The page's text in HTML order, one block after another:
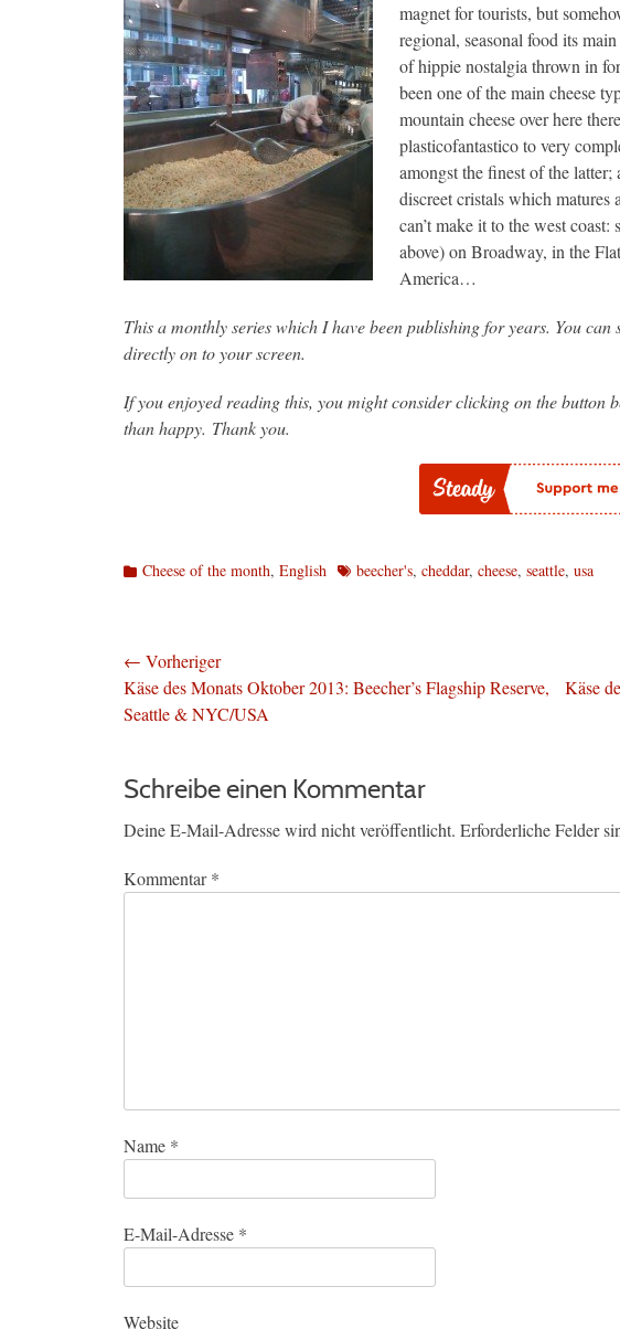
magnet for tourists, but
regional, seasonal food its
of hippie nostalgia thrown in
been one of the main cheese
mountain cheese over here
plasticofantastico to very
amongst the finest of the
discreet cristals which
can’t make it to the west
above) on Broadway, in the
America…
This a monthly series which I have been publishing for years. You can
directly on to your screen.
If you enjoyed reading this, you might consider clicking on the button
than happy. Thank you.
Kategorien
Cheese of the month, English Schlagworte
beecher's, cheddar, cheese, seattle, usa
Beitragsnavigation
← Vorheriger
Vorheriger
Beitrag:
Käse des Monats Oktober 2013: Beecher’s Flagship Reserve,
Seattle & NYC/USA
Nächster
Käse
Schreibe einen Kommentar
Deine E-Mail-Adresse wird nicht veröffentlicht. Erforderliche Felder
Kommentar*
Name *
E-Mail-Adresse *
Website